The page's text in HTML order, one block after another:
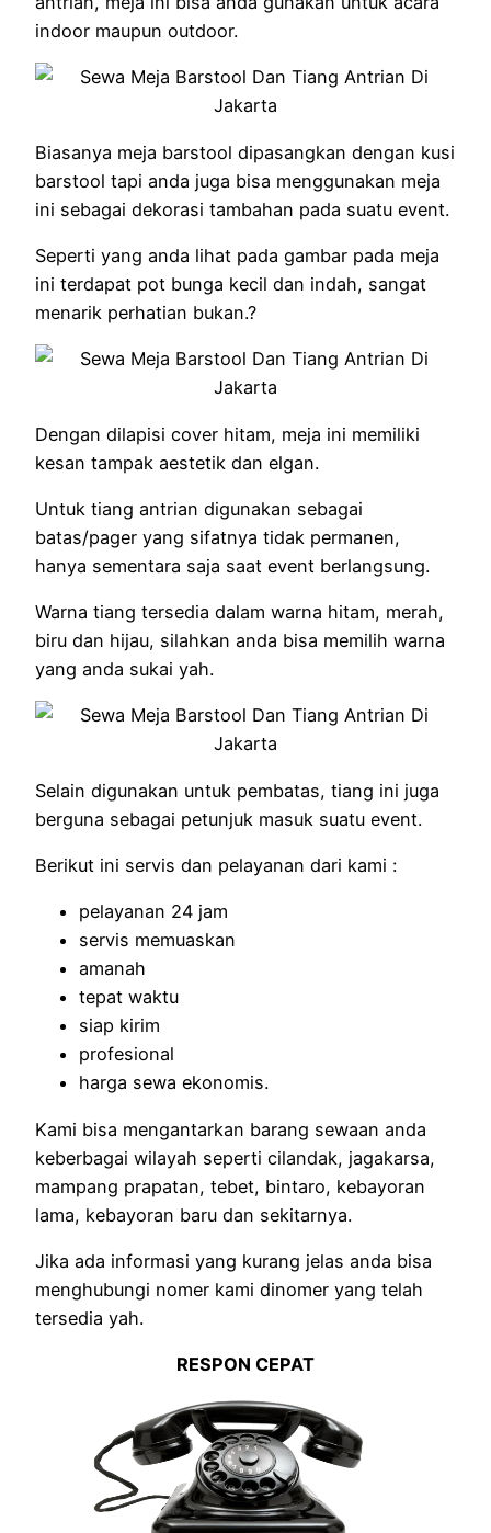
indoor maupun outdoor.
Biasanya meja barstool dipasangkan dengan kusi
barstool tapi anda juga bisa menggunakan meja
ini sebagai dekorasi tambahan pada suatu event.
Seperti yang anda lihat pada gambar pada meja
ini terdapat pot bunga kecil dan indah, sangat
menarik perhatian bukan.?
Dengan dilapisi cover hitam, meja ini memiliki
kesan tampak aestetik dan elgan.
Untuk tiang antrian digunakan sebagai
batas/pager yang sifatnya tidak permanen,
hanya sementara saja saat event berlangsung.
Warna tiang tersedia dalam warna hitam, merah,
biru dan hijau, silahkan anda bisa memilih warna
yang anda sukai yah.
Selain digunakan untuk pembatas, tiang ini juga
berguna sebagai petunjuk masuk suatu event.
Berikut ini servis dan pelayanan dari kami :
pelayanan 24 jam
servis memuaskan
amanah
tepat waktu
siap kirim
profesional
harga sewa ekonomis.
Kami bisa mengantarkan barang sewaan anda
keberbagai wilayah seperti cilandak, jagakarsa,
mampang prapatan, tebet, bintaro, kebayoran
lama, kebayoran baru dan sekitarnya.
Jika ada informasi yang kurang jelas anda bisa
menghubungi nomer kami dinomer yang telah
tersedia yah.
RESPON CEPAT